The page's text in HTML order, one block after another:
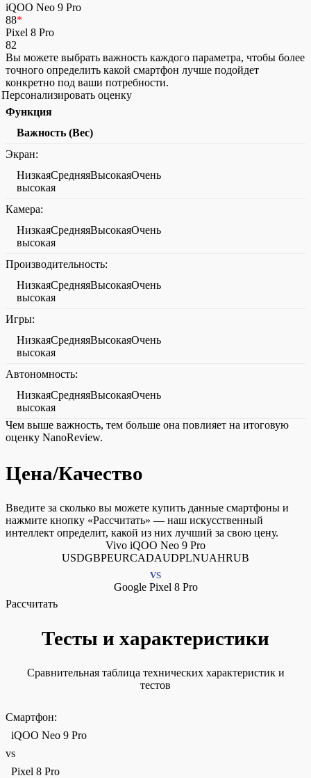
iQOO Neo 9 Pro
88*
Pixel 8 Pro
82
Вы можете выбрать важность каждого параметра, чтобы более
точного определить какой смартфон лучше подойдет
конкретно под ваши потребности.
Персонализировать оценку
Функция
Важность (Вес)
Экран:
НизкаяСредняяВысокаяОчень
высокая
Камера:
НизкаяСредняяВысокаяОчень
высокая
Производительность:
НизкаяСредняяВысокаяОчень
высокая
Игры:
НизкаяСредняяВысокаяОчень
высокая
Автономность:
НизкаяСредняяВысокаяОчень
высокая
Чем выше важность, тем больше она повлияет на итоговую
оценку NanoReview.
Цена/Качество
Введите за сколько вы можете купить данные смартфоны и
нажмите кнопку «Рассчитать» — наш искусственный
интеллект определит, какой из них лучший за свою цену.
Vivo iQOO Neo 9 Pro
USDGBPEURCADAUDPLNUAHRUB
VS
Google Pixel 8 Pro
Рассчитать
Тесты и характеристики
Сравнительная таблица технических характеристик и
тестов
Смартфон:
iQOO Neo 9 Pro
vs
Pixel 8 Pro